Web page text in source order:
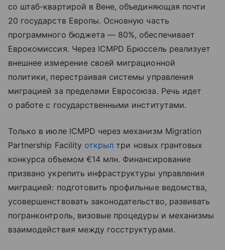
со штаб-квартирой в Вене, объединяющая почти
20 государств Европы. Основную часть
программного бюджета — 80%, обеспечивает
Еврокомиссия. Через ICMPD Брюссель реализует
внешнее измерение своей миграционной
политики, перестраивая системы управления
миграцией за пределами Евросоюза. Речь идет
о работе с государственными институтами.
Только в июле ICMPD через механизм Migration
Partnership Facility открыл три новых грантовых
конкурса объемом €14 млн. Финансирование
призвано укрепить инфраструктуры управления
миграцией: подготовить профильные ведомства,
усовершенствовать законодательство, развивать
погранконтроль, визовые процедуры и механизмы
взаимодействия между госструктурами.